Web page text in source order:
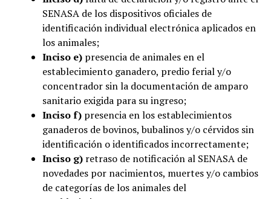
SENASA de los dispositivos oficiales de
identificación individual electrónica aplicados en
los animales;
Inciso e) presencia de animales en el
establecimiento ganadero, predio ferial y/o
concentrador sin la documentación de amparo
sanitario exigida para su ingreso;
Inciso f) presencia en los establecimientos
ganaderos de bovinos, bubalinos y/o cérvidos sin
identificación o identificados incorrectamente;
Inciso g) retraso de notificación al SENASA de
novedades por nacimientos, muertes y/o cambios
de categorías de los animales del